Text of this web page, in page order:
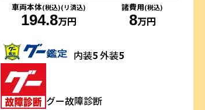
車両本体(税込)(リ済込)
194.8万円
諸費用(税込)
8万円
内装5外装5
グー故障診断